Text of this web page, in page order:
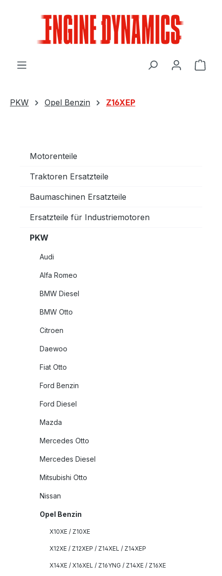
PKW Opel Benzin Z16XEP
Motorenteile
Traktoren Ersatzteile
Baumaschinen Ersatzteile
Ersatzteile für Industriemotoren
PKW
Audi
Alfa Romeo
BMW Diesel
BMW Otto
Citroen
Daewoo
Fiat Otto
Ford Benzin
Ford Diesel
Mazda
Mercedes Otto
Mercedes Diesel
Mitsubishi Otto
Nissan
Opel Benzin
X10XE / Z10XE
X12XE / Z12XEP / Z14XEL / Z14XEP
X14XE / X16XEL / Z16YNG / Z14XE / Z16XE